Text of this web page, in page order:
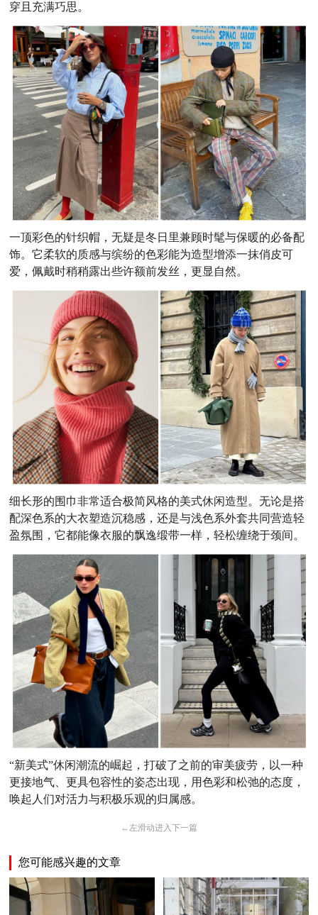
穿且充满巧思。
一顶彩色的针织帽，无疑是冬日里兼顾时髦与保暖的必备配
饰。它柔软的质感与缤纷的色彩能为造型增添一抹俏皮可
爱，佩戴时稍稍露出些许额前发丝，更显自然。
细长形的围巾非常适合极简风格的美式休闲造型。无论是搭
配深色系的大衣塑造沉稳感，还是与浅色系外套共同营造轻
盈氛围，它都能像衣服的飘逸缎带一样，轻松缠绕于颈间。
“新美式”休闲潮流的崛起，打破了之前的审美疲劳，以一种
更接地气、更具包容性的姿态出现，用色彩和松弛的态度，
唤起人们对活力与积极乐观的归属感。
←左滑动进入下一篇
您可能感兴趣的文章